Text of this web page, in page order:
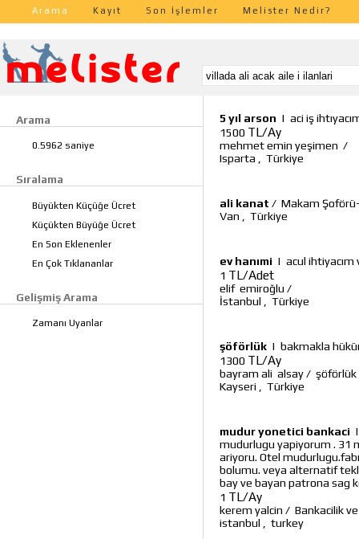
Arama Kayıt Son İşlemler Melister Nedir?
Arama
0.5962 saniye
Sıralama
Büyükten Küçüğe Ücret
Küçükten Büyüğe Ücret
En Son Eklenenler
En Çok Tıklananlar
Gelişmiş Arama
Zamanı Uyanlar
5 yıl arson | aci iş
1500 TL/Ay
mehmet emin yeşimen /
Isparta
Türkiye
ali kanat / Makam
Van
Türkiye
ev hanımi | acul ihtiyacım
1 TL/Adet
elif emiroğlu /
İstanbul
Türkiye
şöförlük | bakmakla
1300 TL/Ay
bayram ali alsay/ şöförlük
Kayseri
Türkiye
mudur yonetici bankaci
mudurlugu yapiyorum . 31
ariyoru. Otel
bolumu. veya alternatif
bay ve bayan patrona sag
1 TL/Ay
kerem yalcin / Bankacilik
istanbul
turkey